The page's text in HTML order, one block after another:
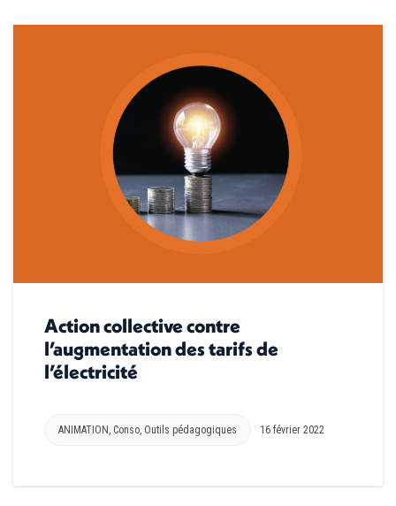
Action collective contre
l’augmentation des tarifs de
l’électricité
ANIMATION , Conso, Outils pédagogiques 16 février 2022